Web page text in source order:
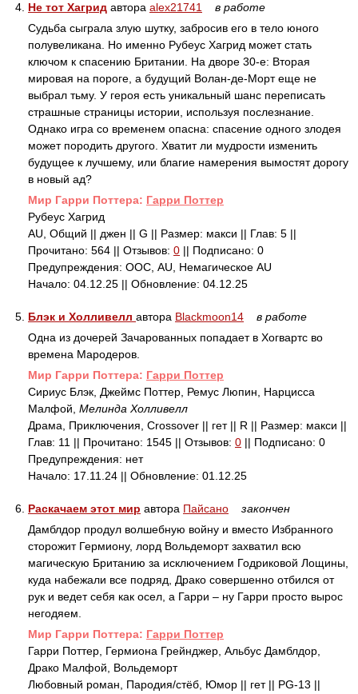
4. Не тот Хагрид автора alex21741
в работе
Судьба сыграла злую шутку, забросив его в тело юного
полувеликана. Но именно Рубеус Хагрид может стать
ключом к спасению Британии. На дворе 30-е: Вторая
мировая на пороге, а будущий Волан-де-Морт еще не
выбрал тьму. У героя есть уникальный шанс переписать
страшные страницы истории, используя послезнание.
Однако игра со временем опасна: спасение одного злодея
может породить другого. Хватит ли мудрости изменить
будущее к лучшему, или благие намерения вымостят дорогу
в новый ад?
Mир Гарри Поттера: Гарри Поттер
Рубеус Хагрид
AU, Общий || джен || G || Размер: макси || Глав: 5 ||
Прочитано: 564 || Отзывов: 0 || Подписано: 0
Предупреждения: ООС, AU, Немагическое AU
Начало: 04.12.25 || Обновление: 04.12.25
5. Блэк и Холливелл автора Blackmoon14
в работе
Одна из дочерей Зачарованных попадает в Хогвартс во
времена Мародеров.
Mир Гарри Поттера: Гарри Поттер
Сириус Блэк, Джеймс Поттер, Ремус Люпин, Нарцисса
Малфой, Мелинда Холливелл
Драма, Приключения, Crossover || гет || R || Размер: макси ||
Глав: 11 || Прочитано: 1545 || Отзывов: 0 || Подписано: 0
Предупреждения: нет
Начало: 17.11.24 || Обновление: 01.12.25
6. Раскачаем этот мир автора Пайсано
закончен
Дамблдор продул волшебную войну и вместо Избранного
сторожит Гермиону, лорд Вольдеморт захватил всю
магическую Британию за исключением Годриковой Лощины,
куда набежали все подряд, Драко совершенно отбился от
рук и ведет себя как осел, а Гарри – ну Гарри просто вырос
негодяем.
Mир Гарри Поттера: Гарри Поттер
Гарри Поттер, Гермиона Грейнджер, Альбус Дамблдор,
Драко Малфой, Вольдеморт
Любовный роман, Пародия/стёб, Юмор || гет || PG-13 ||